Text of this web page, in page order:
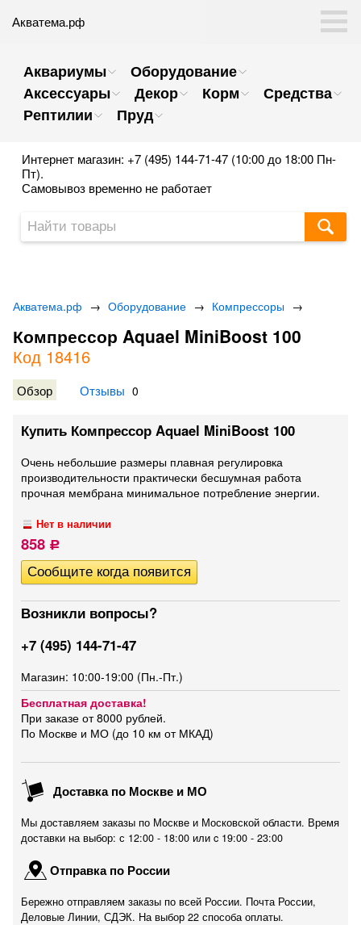
Акватема.рф
Аквариумы
Оборудование
Аксессуары
Декор Корм
Средства
Рептилии
Пруд
Интернет магазин: +7 (495) 144-71-47 (10:00 до 18:00 Пн-
Пт).
Самовывоз временно не работает
Акватема.рф → Оборудование → Компрессоры →
Компрессор Aquael MiniBoost 100
Код 18416
Обзор Отзывы 0
Купить Компрессор Aquael MiniBoost 100
Очень небольшие размеры плавная регулировка
производительности практически бесшумная работа
прочная мембрана минимальное потребление энергии.
Нет в наличии
858 Р
Возникли вопросы?
+7 (495) 144-71-47
Магазин: 10:00-19:00 (Пн.-Пт.)
Бесплатная доставка!
При заказе от 8000 рублей.
По Москве и МО (до 10 км от МКАД)
Доставка по Москве и МО
Мы доставляем заказы по Москве и Московской области. Время
доставки на выбор: с 12:00 - 18:00 или c 19:00 - 23:00
Отправка по России
Бережно отправляем заказы по всей России. Почта России,
Деловые Линии, СДЭК. На выбор 22 способа оплаты.